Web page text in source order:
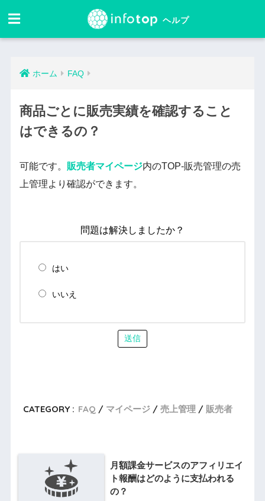
ホーム FAQ
商品ごとに販売実績を確認すること
はできるの？
可能です。 販売者マイページ内のTOP-販売管理の売
上管理より確認ができます。
問題は解決しましたか？
はい
いいえ
送信
CATEGORY : FAQ マイページ 売上管理 販売者
月額課金サービスのアフィリエイ
ト報酬はどのように支払われる
の？